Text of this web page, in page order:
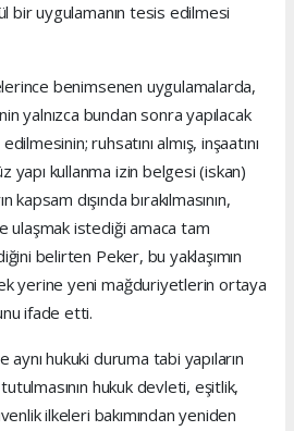
bir uygulamanın tesis edilmesi
benimsenen uygulamalarda,
yalnızca bundan sonra yapılacak
ruhsatını almış, inşaatını
yapı kullanma izin belgesi (iskan)
kapsam dışında bırakılmasının,
ulaşmak istediği amaca tam
belirten Peker, bu yaklaşımın
yerine yeni mağduriyetlerin ortaya
ifade etti.
aynı hukuki duruma tabi yapıların
hukuk devleti, eşitlik,
ilkeleri bakımından yeniden